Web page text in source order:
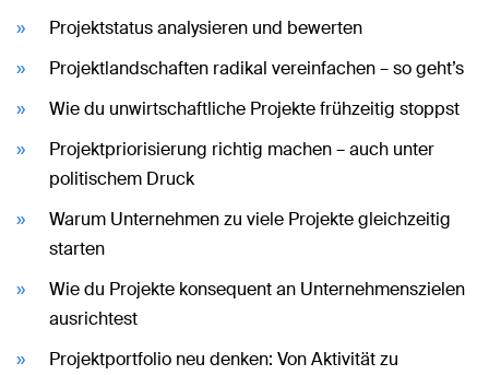
Projektstatus analysieren und bewerten
Projektlandschaften radikal vereinfachen – so geht’s
Wie du unwirtschaftliche Projekte frühzeitig stoppst
Projektpriorisierung richtig machen – auch unter
politischem Druck
Warum Unternehmen zu viele Projekte gleichzeitig
starten
Wie du Projekte konsequent an Unternehmenszielen
ausrichtest
Projektportfolio neu denken: Von Aktivität zu